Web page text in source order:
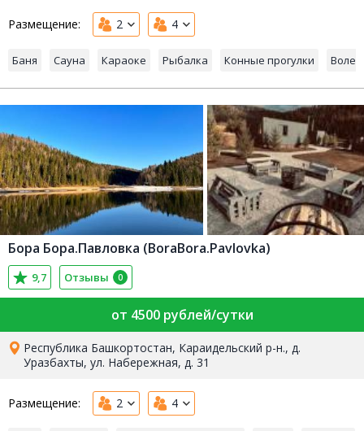
Размещение: 2 4
Баня Сауна Караоке Рыбалка Конные прогулки
Бора Бора.Павловка (BoraBora.Pavlovka)
9,7 Отзывы 0
от 4500 рублей/сутки
Республика Башкортостан, Караидельский р-н., д.
Уразбахты, ул. Набережная, д. 31
Размещение: 2 4